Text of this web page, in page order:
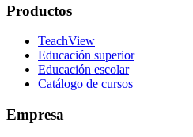
Productos
TeachView
Educación superior
Educación escolar
Catálogo de cursos
Empresa